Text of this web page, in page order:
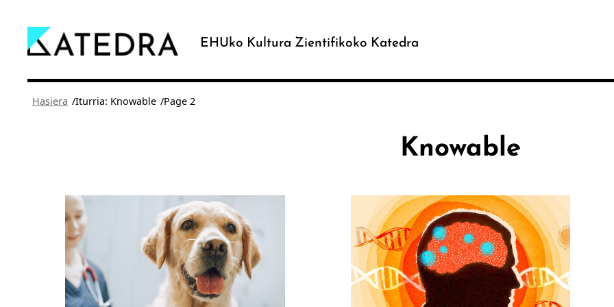
edukira
EHUko Kultura Zientifikoko Katedra
Hasiera /Iturria: Knowable /Page 2
Knowable